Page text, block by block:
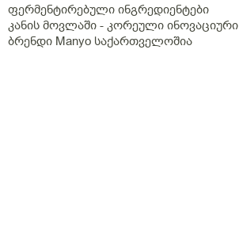
ფერმენტირებული ინგრედიენტები
კანის მოვლაში - კორეული ინოვაციური
ბრენდი Manyo საქართველოშია